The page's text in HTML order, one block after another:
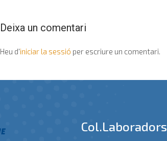
Deixa un comentari
Heu d'iniciar la sessió per escriure un comentari.
Col.laboradors